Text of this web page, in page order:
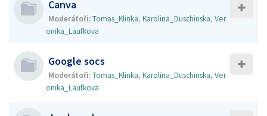
Canva
Moderátoři:Tomas_Klinka, Karolina_Duschinska, Ver
onika_Laufkova
Google socs
Moderátoři:Tomas_Klinka, Karolina_Duschinska, Ver
onika_Laufkova